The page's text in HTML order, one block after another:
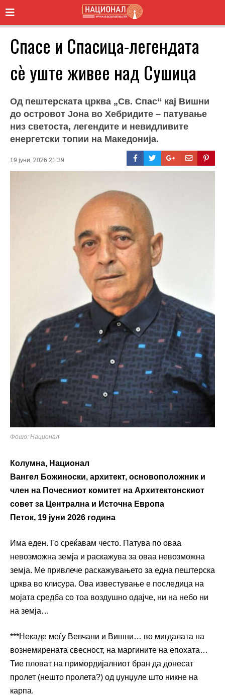
Спасе и Спасица-легендата
сѐ уште живее над Сушица
Од пештерската црква „Св. Спас“ кај Вишни
до островот Јона во Хебридите – патување
низ светоста, легендите и невидливите
енергетски топии на Македонија.
19 јуни, 2026 21:39
Фото: Национал
Колумна, Национал
Вангел Божиноски, архитект, основоположник и
член на Почесниот комитет на Архитектонскиот
совет за Централна и Источна Европа
Петок, 19 јуни 2026 година
Има еден. Го среќавам често. Патува по оваа
невозможна земја и раскажува за оваа невозможна
земја. Ме привлече раскажувањето за една пештерска
црква во клисура. Ова известување е последица на
мојата средба со тоа воздушно одајче, ни на небо ни
на земја…
***Некаде меѓу Вевчани и Вишни… во мигдалата на
вознемирената свесност, на маргините на епохата…
Тие пловат на примордијалниот бран да донесат
пролет (нешто пролета?) од џунџуле што никне на
карпа.